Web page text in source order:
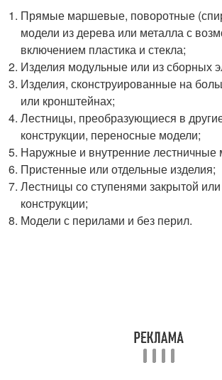
Прямые маршевые, поворотные
модели из дерева или металла с
включением пластика и стекла;
Изделия модульные или из сборных
Изделия, сконструированные на
или кронштейнах;
Лестницы, преобразующиеся в
конструкции, переносные модели;
Наружные и внутренние лестничные
Пристенные или отдельные изделия;
Лестницы со ступенями закрытой
конструкции;
Модели с перилами и без перил.